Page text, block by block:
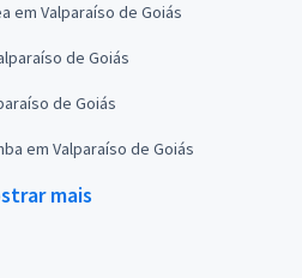
em Valparaíso de Goiás
de Goiás
de Goiás
em Valparaíso de Goiás
mais